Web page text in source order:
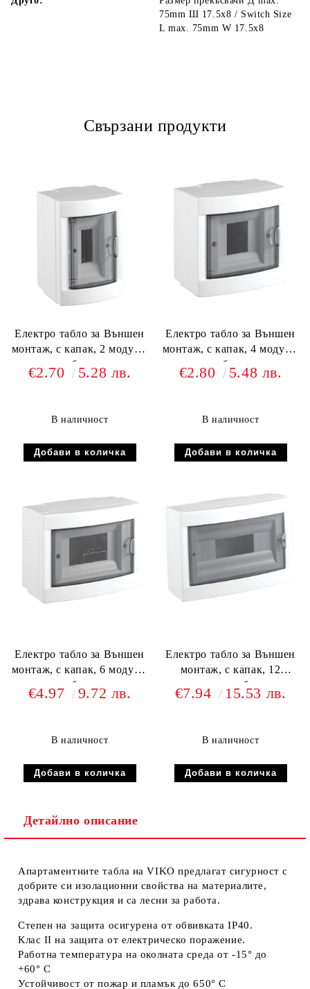
75mm Ш 17.5x8 / Switch Size
L max. 75mm W 17.5x8
Свързани продукти
Електро табло за Външен
монтаж, с капак, 2 модула,
бял
€2.70 5.28 лв.
В наличност
Електро табло за Външен
монтаж, с капак, 4 модула,
бял
€2.80 5.48 лв.
В наличност
Електро табло за Външен
монтаж, с капак, 6 модула,
бял
€4.97 9.72 лв.
В наличност
Електро табло за Външен
монтаж, с капак, 12
модула, бял
€7.94 15.53 лв.
В наличност
Детайлно описание
Апартаментните табла на VIKO предлагат сигурност с
добрите си изолационни свойства на материалите,
здрава конструкция и са лесни за работа.
Степен на защита осигурена от обвивката IP40.
Клас II на защита от електрическо поражение.
Работна температура на околната среда от -15° до
+60° С
Устойчивост от пожар и пламък до 650° С